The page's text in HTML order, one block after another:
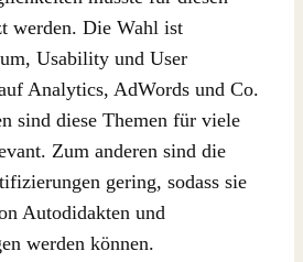
werden. Die Wahl ist
Usability und User
Analytics, AdWords und Co.
sind diese Themen für viele
Zum anderen sind die
gering, sodass sie
Autodidakten und
werden können.